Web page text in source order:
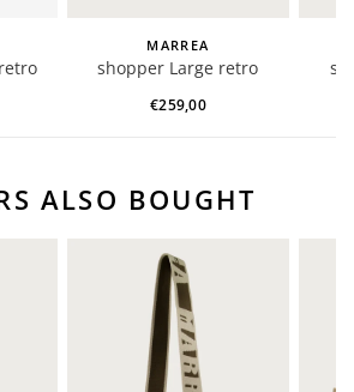
MARREA
shopper Large retro
€259,00
ALSO BOUGHT